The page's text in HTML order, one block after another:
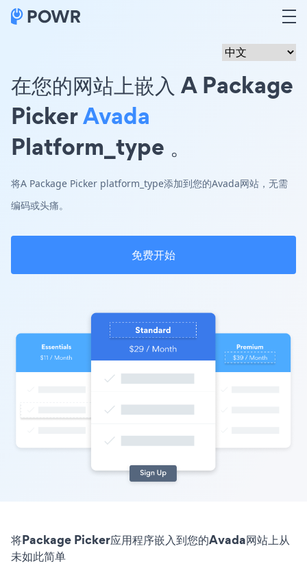
在您的网站上嵌入 A Package
PickerAvada
Platform_type 。
将A Package Picker platform_type添加到您的Avada网站，无需
编码或头痛。
免费开始
将Package Picker应用程序嵌入到您的Avada网站上从
未如此简单